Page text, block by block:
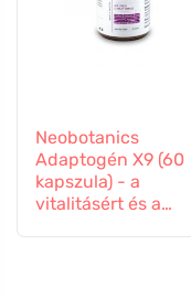
Neobotanics
Adaptogén X9 (60
kapszula) - a
vitalitásért és a